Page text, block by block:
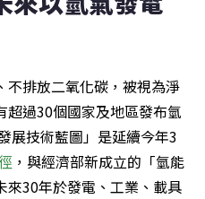
不排放二氧化碳，被視為淨
過30個國家及地區發布氫
展技術藍圖」是延續今年3
，與經濟部新成立的「氫能
來30年於發電、工業、載具